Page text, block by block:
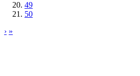
49
50
› »